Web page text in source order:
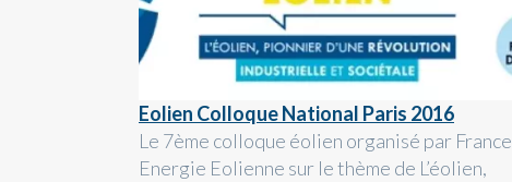
Eolien Colloque National Paris 2016
Le 7ème colloque éolien organisé par France
Energie Eolienne sur le thème de L’éolien,